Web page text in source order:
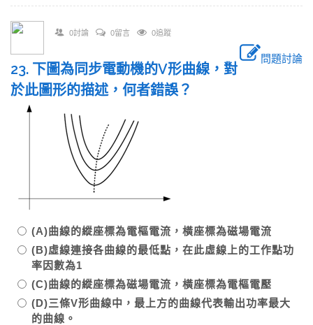
0討論 0留言 0追蹤
問題討論
23. 下圖為同步電動機的V形曲線，對
於此圖形的描述，何者錯誤？
(A)曲線的縱座標為電樞電流，橫座標為磁場電流
(B)虛線連接各曲線的最低點，在此虛線上的工作點功
率因數為1
(C)曲線的縱座標為磁場電流，橫座標為電樞電壓
(D)三條V形曲線中，最上方的曲線代表輸出功率最大
的曲線。